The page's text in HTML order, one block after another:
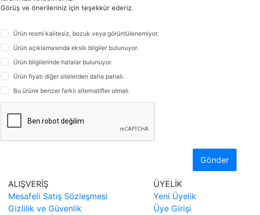
Görüş ve önerileriniz için teşekkür ederiz.
Ürün resmi kalitesiz, bozuk veya görüntülenemiyor.
Ürün açıklamasında eksik bilgiler bulunuyor.
Ürün bilgilerinde hatalar bulunuyor.
Ürün fiyatı diğer sitelerden daha pahalı.
Bu ürüne benzer farklı alternatifler olmalı.
Gönder
ALIŞVERİŞ
Mesafeli Satış Sözleşmesi
Gizlilik ve Güvenlik
ÜYELİK
Yeni Üyelik
Üye Girişi